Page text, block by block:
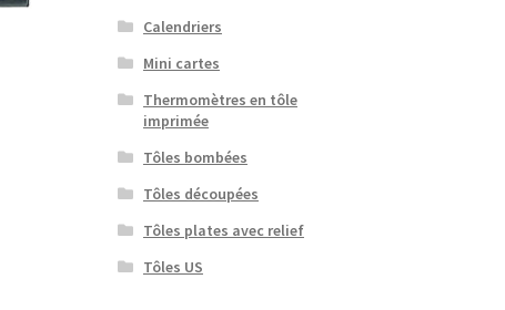
Calendriers
Mini cartes
Thermomètres en tôle
imprimée
Tôles bombées
Tôles découpées
Tôles plates avec relief
Tôles US